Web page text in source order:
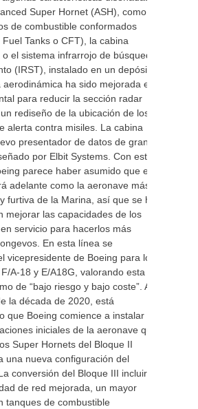
Super Hornet (ASH), como
de combustible conformados
Tanks o CFT), la cabina
el sistema infrarrojo de búsqueda
(IRST), instalado en un depósito
ha sido mejorada en
para reducir la sección radar
rediseño de la ubicación de los
alerta contra misiles. La cabina
presentador de datos de gran
por Elbit Systems. Con este
parece haber asumido que el
adelante como la aeronave más
furtiva de la Marina, así que se ha
mejorar las capacidades de los
servicio para hacerlos más
En esta línea se
vicepresidente de Boeing para los
A-18 y E/A18G, valorando esta
de “bajo riesgo y bajo coste”. A
la década de 2020, está
que Boeing comience a instalar
iniciales de la aeronave que
Super Hornets del Bloque II
una nueva configuración del
conversión del Bloque III incluirá
de red mejorada, un mayor
tanques de combustible